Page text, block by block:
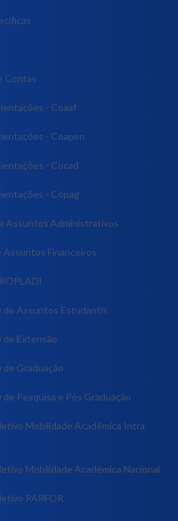
Contas
- Coaaf
- Coapen
- Cocad
- Copag
Assuntos Administrativos
Assuntos Financeiros
de Assuntos Estudantis
de Extensão
de Graduação
de Pesquisa e Pós Graduação
Mobilidade Acadêmica Intra
Mobilidade Acadêmica Nacional
PARFOR